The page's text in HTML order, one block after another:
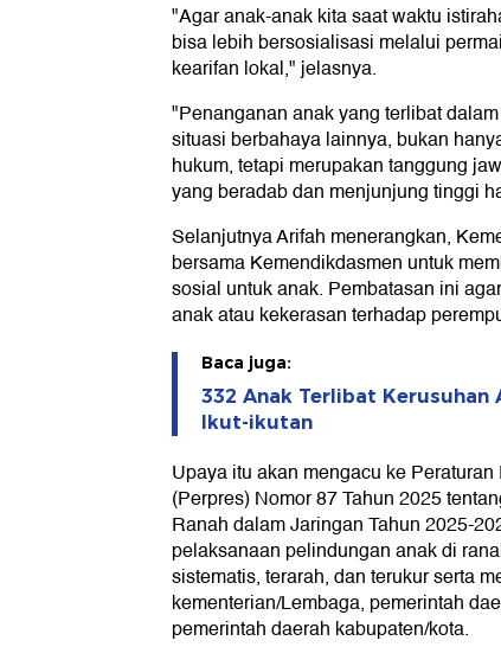
"Agar anak-anak kita saat waktu
bisa lebih bersosialisasi melalui
kearifan lokal," jelasnya.
"Penanganan anak yang terlibat
situasi berbahaya lainnya, bukan
hukum, tetapi merupakan tanggung
yang beradab dan menjunjung tinggi
Selanjutnya Arifah menerangkan,
bersama Kemendikdasmen untuk
sosial untuk anak. Pembatasan ini
anak atau kekerasan terhadap
Baca juga:
332 Anak Terlibat Kerusuhan
Ikut-ikutan
Upaya itu akan mengacu ke
(Perpres) Nomor 87 Tahun 2025
Ranah dalam Jaringan Tahun 2025-
pelaksanaan pelindungan anak di
sistematis, terarah, dan terukur serta
kementerian/Lembaga, pemerintah
pemerintah daerah kabupaten/kota.